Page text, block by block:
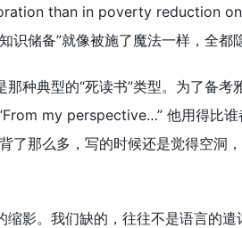
than in poverty reduction on
识储备”就像被施了魔法一样，全都
种典型的“死读书”类型。为了备
my perspective…” 他用得比谁
了那么多，写的时候还是觉得空洞
缩影。我们缺的，往往不是语言的